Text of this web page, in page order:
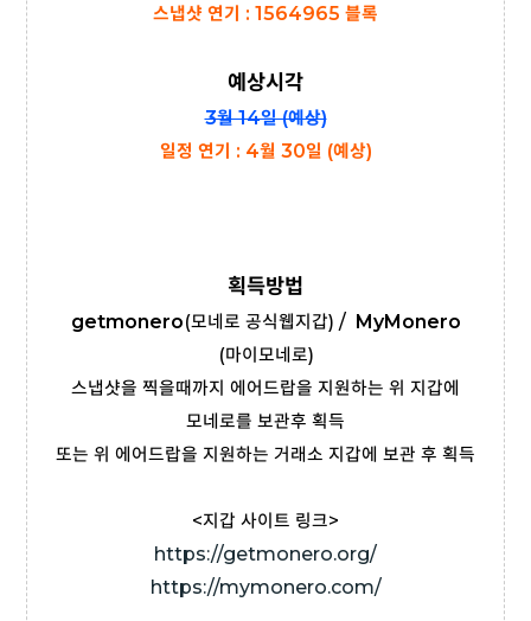
스냅샷 연기 : 1564965 블록
예상시각
3월 14일 (예상)
일정 연기 : 4월 30일 (예상)
획득방법
getmonero(모네로 공식웹지갑) / MyMonero
(마이모네로)
스냅샷을 찍을때까지 에어드랍을 지원하는 위 지갑에
모네로를 보관후 획득
또는 위 에어드랍을 지원하는 거래소 지갑에 보관 후 획득
<지갑 사이트 링크>
https://getmonero.org/
https://mymonero.com/